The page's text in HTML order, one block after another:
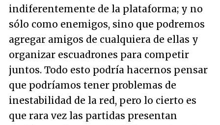
indiferentemente de la plataforma; y no
sólo como enemigos, sino que podremos
agregar amigos de cualquiera de ellas y
organizar escuadrones para competir
juntos. Todo esto podría hacernos pensar
que podríamos tener problemas de
inestabilidad de la red, pero lo cierto es
que rara vez las partidas presentan